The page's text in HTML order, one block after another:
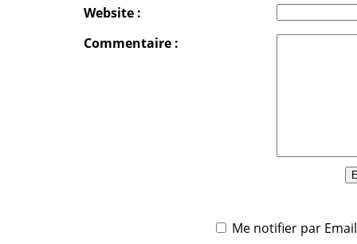
Website :
Commentaire :
Me notifier par